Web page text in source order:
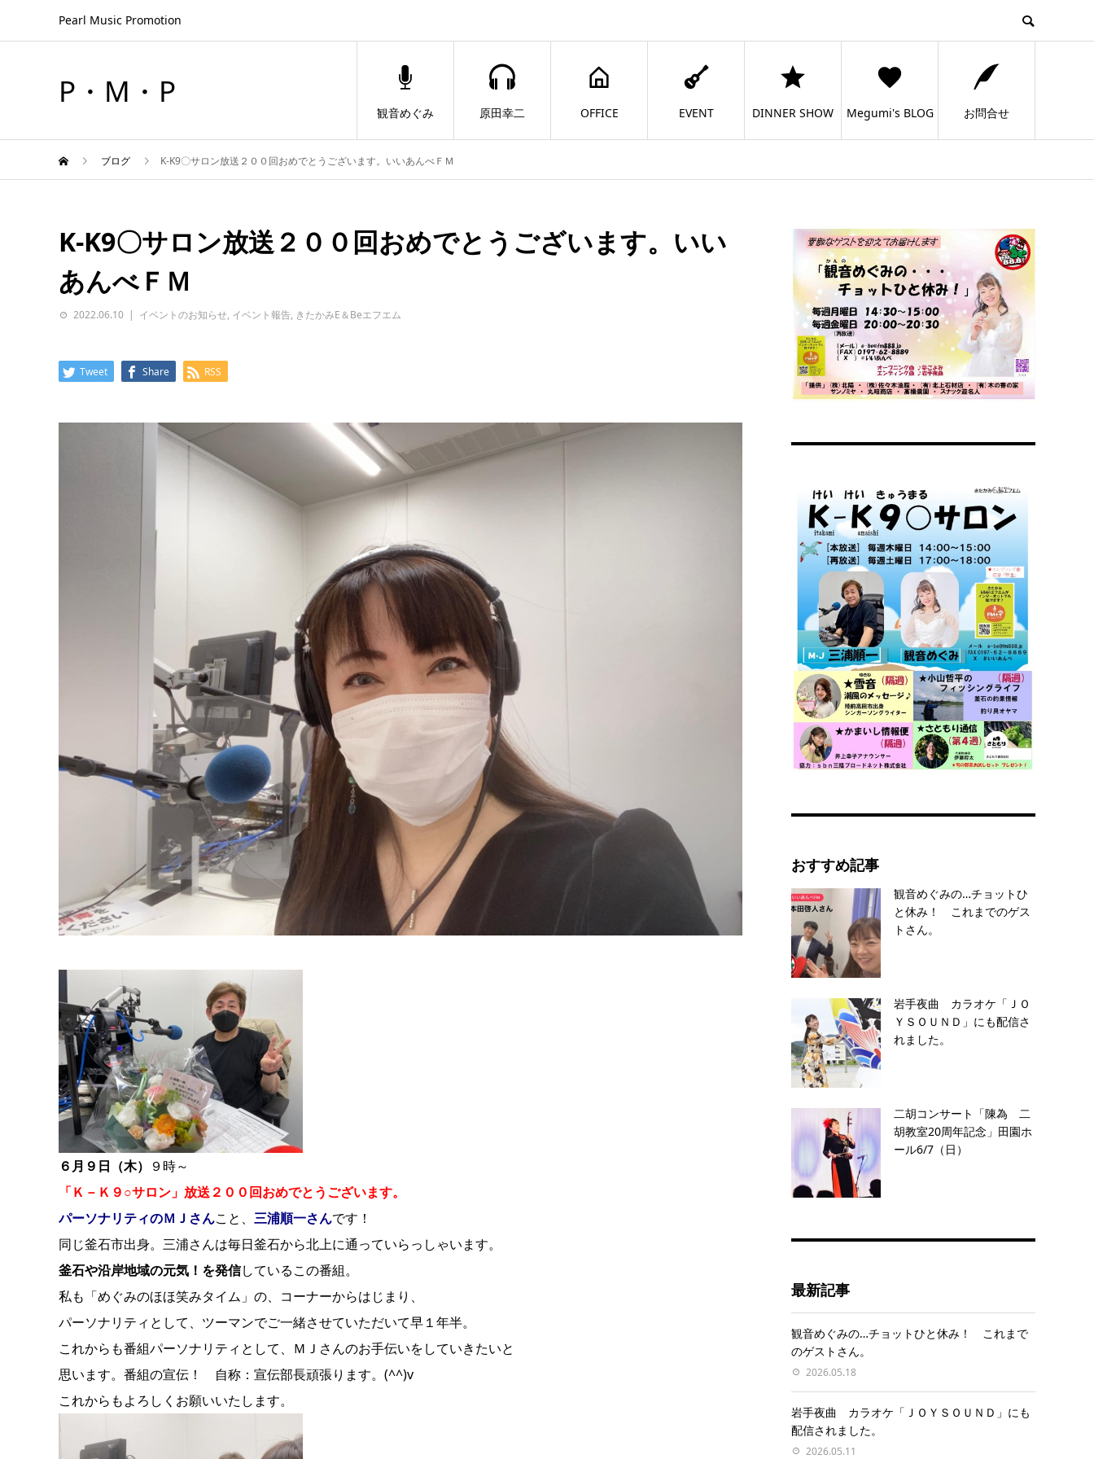
Pearl Music Promotion
P・M・P
観音めぐみ 原田幸二 OFFICE EVENT DINNER SHOW Megumi's BLOG お問合せ
ブログ K-K9〇サロン放送２００回おめでとうございます。いいあんべＦＭ
K-K9〇サロン放送２００回おめでとうございます。いい
あんべＦＭ
2022.06.10 イベントのお知らせ, イベント報告, きたかみE＆Beエフエム
Tweet Share RSS
６月９日（木） ９時～
「Ｋ－Ｋ９○サロン」放送２００回おめでとうございます。
パーソナリティのＭＪさんこと、 三浦順一さんです！
同じ釜石市出身。三浦さんは毎日釜石から北上に通っていらっしゃいます。
釜石や沿岸地域の元気！を発信しているこの番組。
私も「めぐみのほほ笑みタイム」の、コーナーからはじまり、
パーソナリティとして、ツーマンでご一緒させていただいて早１年半。
これからも番組パーソナリティとして、ＭＪさんのお手伝いをしていきたいと
思います。番組の宣伝！ 自称：宣伝部長頑張ります。(^^)v
これからもよろしくお願いいたします。
おすすめ記事
観音めぐみの…チョットひ
と休み！ これまでのゲス
トさん。
岩手夜曲 カラオケ「ＪＯ
ＹＳＯＵＮＤ」にも配信さ
れました。
二胡コンサート「陳為 二
胡教室20周年記念」田園ホ
ール6/7（日）
最新記事
観音めぐみの…チョットひと休み！ これまで
のゲストさん。
2026.05.18
岩手夜曲 カラオケ「ＪＯＹＳＯＵＮＤ」にも
配信されました。
2026.05.11